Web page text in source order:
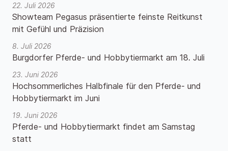
22. Juli 2026
Showteam Pegasus präsentierte feinste Reitkunst
mit Gefühl und Präzision
8. Juli 2026
Burgdorfer Pferde- und Hobbytiermarkt am 18. Juli
23. Juni 2026
Hochsommerliches Halbfinale für den Pferde- und
Hobbytiermarkt im Juni
19. Juni 2026
Pferde- und Hobbytiermarkt findet am Samstag
statt